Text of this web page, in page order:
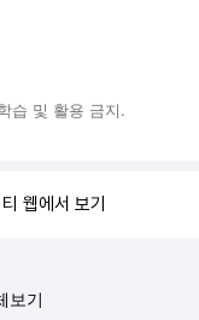
습 및 활용 금지.
웹에서 보기
보기